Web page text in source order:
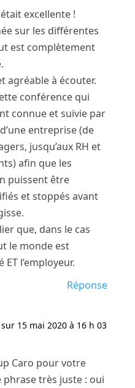
excellente !
sur les différentes
est complètement
agréable à écouter.
conférence qui
connue et suivie par
entreprise (de
jusqu’aux RH et
afin que les
puissent être
et stoppés avant
que, dans le cas
le monde est
l’employeur.
Réponse
sur 15 mai 2020 à 16 h 03
Caro pour votre
très juste : oui